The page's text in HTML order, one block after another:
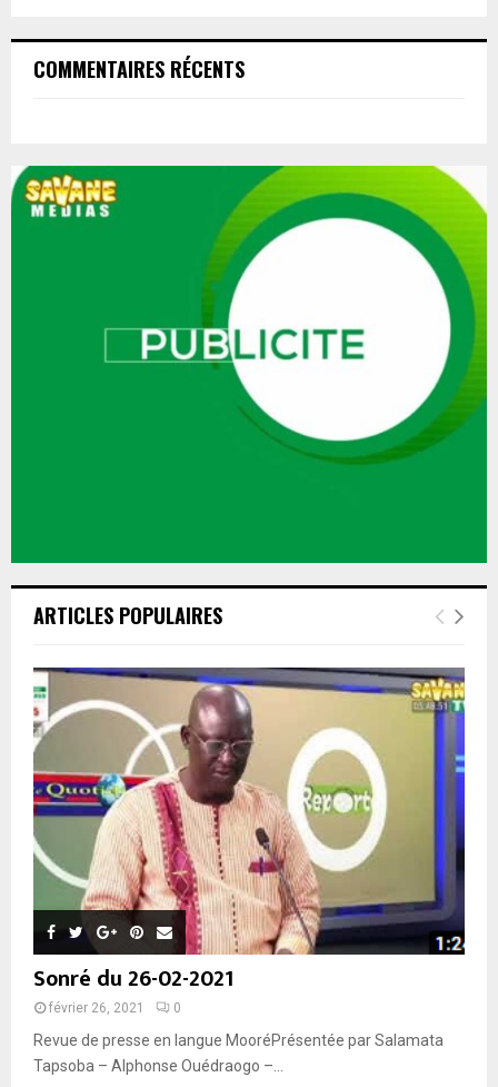
COMMENTAIRES RÉCENTS
ARTICLES POPULAIRES
Sonré du 26-02-2021
février 26, 2021 0
Revue de presse en langue MooréPrésentée par Salamata
Tapsoba – Alphonse Ouédraogo –...